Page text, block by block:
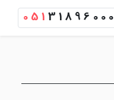
051 31896000